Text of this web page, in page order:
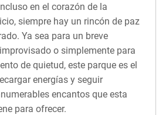
en el corazón de la
siempre hay un rincón de paz
Ya sea para un breve
o simplemente para
de quietud, este parque es el
energías y seguir
encantos que esta
para ofrecer.